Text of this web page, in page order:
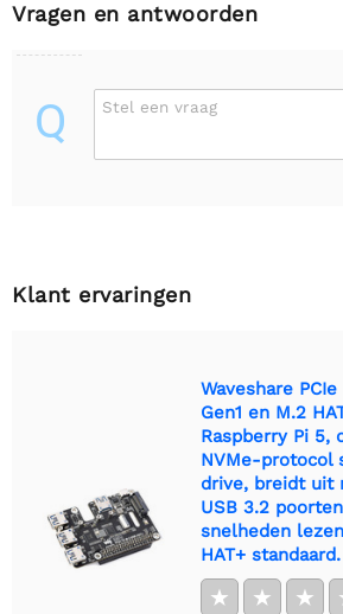
Vragen en antwoorden
Q Stel een vraag
Klant ervaringen
Waveshare
Gen1 en M.2
Raspberry Pi 5,
NVMe-protocol
drive, breidt uit
USB 3.2
snelheden
HAT+ standaard.
★ ★ ★